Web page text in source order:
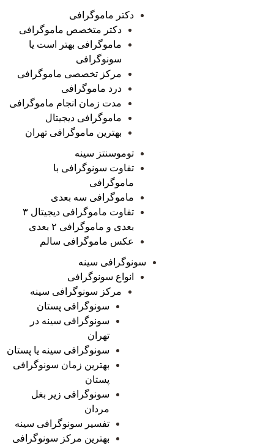
دکتر ماموگرافی
دکتر متخصص ماموگرافی
ماموگرافی بهتر است یا
سونوگرافی
مرکز تخصصی ماموگرافی
درد ماموگرافی
مدت زمان انجام ماموگرافی
ماموگرافی دیجیتال
بهترین ماموگرافی تهران
توموسنتز سینه
تفاوت سونوگرافی با
ماموگرافی
ماموگرافی سه بعدی
تفاوت ماموگرافی دیجیتال ۳
بعدی و ماموگرافی ۲ بعدی
عکس ماموگرافی سالم
سونوگرافی سینه
انواع سونوگرافی
مرکز سونوگرافی سینه
سونوگرافی پستان
سونوگرافی سینه در
تهران
سونوگرافی سینه یا پستان
بهترین زمان سونوگرافی
پستان
سونوگرافی زیر بغل
مردان
تفسیر سونوگرافی سینه
بهترین مرکز سونوگرافی